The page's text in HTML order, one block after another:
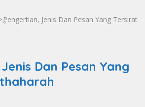
»Pengertian, Jenis Dan Pesan Yang Tersirat
Dan Pesan Yang